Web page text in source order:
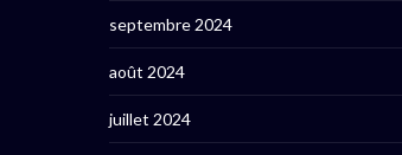
septembre 2024
août 2024
juillet 2024